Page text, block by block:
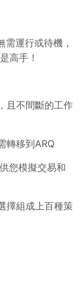
運行或待機，
高手！
且不間斷的工作
轉移到ARQ
您模擬交易和
擇組成上百種策